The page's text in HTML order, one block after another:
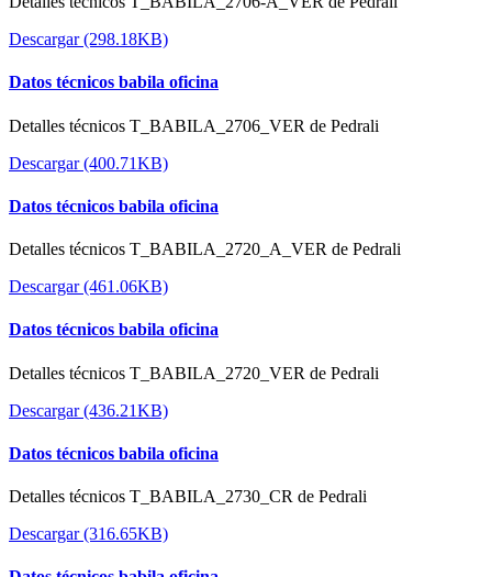
Descargar (298.18KB)
Datos técnicos babila oficina
Detalles técnicos T_BABILA_2706_VER de Pedrali
Descargar (400.71KB)
Datos técnicos babila oficina
Detalles técnicos T_BABILA_2720_A_VER de Pedrali
Descargar (461.06KB)
Datos técnicos babila oficina
Detalles técnicos T_BABILA_2720_VER de Pedrali
Descargar (436.21KB)
Datos técnicos babila oficina
Detalles técnicos T_BABILA_2730_CR de Pedrali
Descargar (316.65KB)